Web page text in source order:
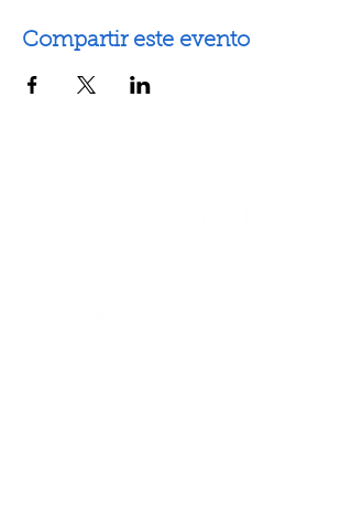
Compartir este evento